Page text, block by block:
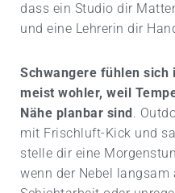
dass ein Studio dir
und eine Lehrerin dir
Schwangere fühlen sich
meist wohler, weil
Nähe planbar sind .
mit Frischluft-Kick und
stelle dir eine
wenn der Nebel